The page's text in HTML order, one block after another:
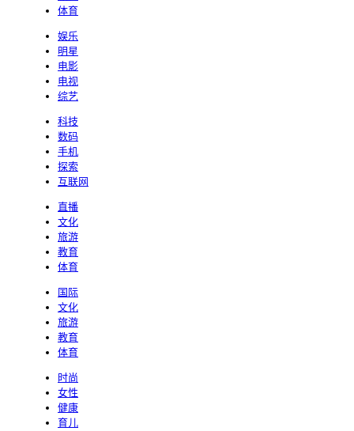
体育
娱乐
明星
电影
电视
综艺
科技
数码
手机
探索
互联网
直播
文化
旅游
教育
体育
国际
文化
旅游
教育
体育
时尚
女性
健康
育儿